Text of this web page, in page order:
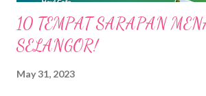
10 TEMPAT SARAPAN
SELANGOR!
May 31, 2023